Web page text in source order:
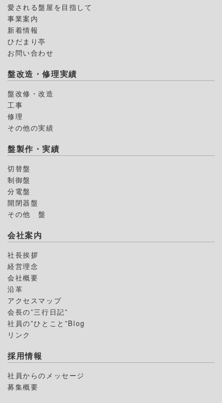
愛される盤屋を目指して
事業案内
新着情報
ひだまり亭
お問い合わせ
盤改造・修理実績
盤改修・改造
工事
修理
その他の実績
盤製作・実績
切替盤
制御盤
分電盤
開閉器盤
その他 盤
会社案内
社長挨拶
経営理念
会社概要
沿革
アクセスマップ
会長の”三行日記”
社員の”ひとこと”Blog
リンク
採用情報
社員からのメッセージ
募集概要